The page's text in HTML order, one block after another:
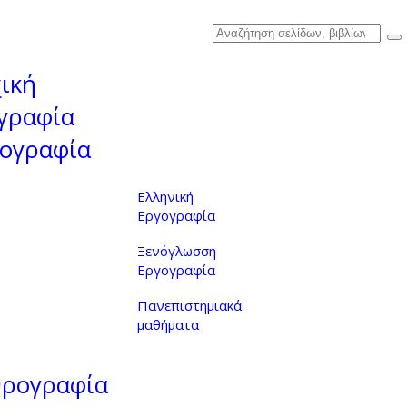
Ελληνική
Εργογραφία
Ξενόγλωσση
Εργογραφία
Πανεπιστημιακά
μαθήματα